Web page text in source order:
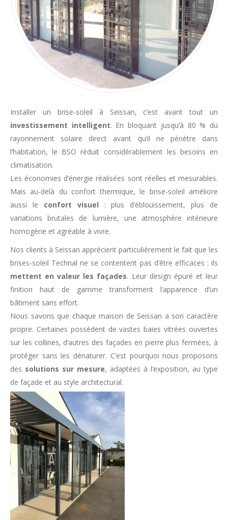
Installer un brise-soleil à Seissan, c’est avant tout un
investissement intelligent. En bloquant jusqu’à 80 % du
rayonnement solaire direct avant qu’il ne pénètre dans
l’habitation, le BSO réduit considérablement les besoins en
climatisation.
Les économies d’énergie réalisées sont réelles et mesurables.
Mais au-delà du confort thermique, le brise-soleil améliore
aussi le confort visuel : plus d’éblouissement, plus de
variations brutales de lumière, une atmosphère intérieure
homogène et agréable à vivre.
Nos clients à Seissan apprécient particulièrement le fait que les
brises-soleil Technal ne se contentent pas d’être efficaces : ils
mettent en valeur les façades. Leur design épuré et leur
finition haut de gamme transforment l’apparence d’un
bâtiment sans effort.
Nous savons que chaque maison de Seissan a son caractère
propre. Certaines possèdent de vastes baies vitrées ouvertes
sur les collines, d’autres des façades en pierre plus fermées, à
protéger sans les dénaturer. C’est pourquoi nous proposons
des solutions sur mesure, adaptées à l’exposition, au type
de façade et au style architectural.